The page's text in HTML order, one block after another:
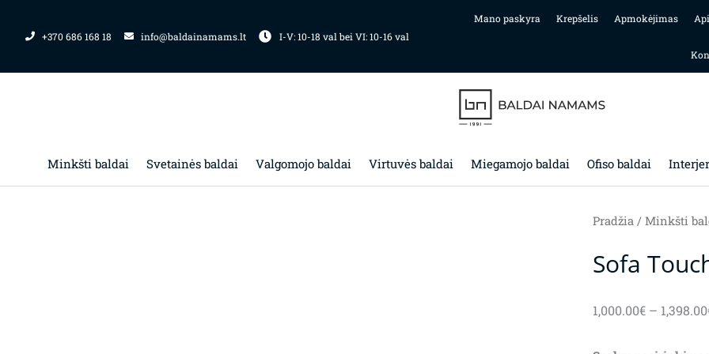
+370 686 168 18 info@baldainamams.lt I-V: 10-18 val bei VI: 10-16 val
Mano paskyra Krepšelis Apmokėjimas
Minkšti baldai Svetainės baldai Valgomojo baldai Virtuvės baldai Miegamojo baldai Ofiso baldai
Pradžia/ Minkšti
Sofa
1,000.00€ – 1,398.00